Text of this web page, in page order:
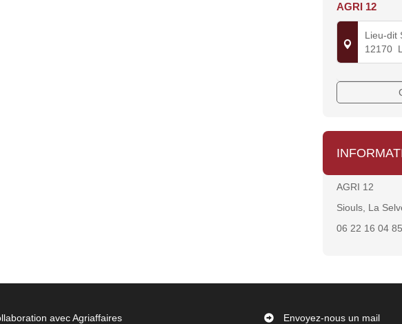
AGRI 12
Lieu-dit
12170
AGRI 12
Siouls, La
06 22 16 04 85
avec Agriaffaires Envoyez-nous un mail